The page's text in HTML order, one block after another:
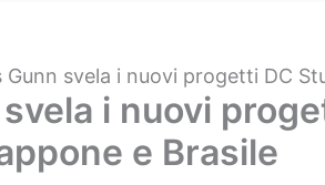
Gunn svela i nuovi progetti DC
i nuovi
e Brasile